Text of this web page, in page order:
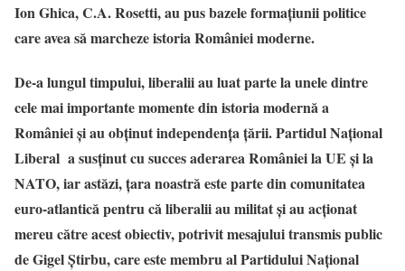
Ion Ghica, C.A. Rosetti, au pus bazele formațiunii politice
care avea să marcheze istoria României moderne.
De-a lungul timpului, liberalii au luat parte la unele dintre
cele mai importante momente din istoria modernă a
României și au obținut independența țării. Partidul Național
Liberal a susținut cu succes aderarea României la UE și la
NATO, iar astăzi, țara noastră este parte din comunitatea
euro-atlantică pentru că liberalii au militat și au acționat
mereu către acest obiectiv, potrivit mesajului transmis public
de Gigel Știrbu, care este membru al Partidului Național